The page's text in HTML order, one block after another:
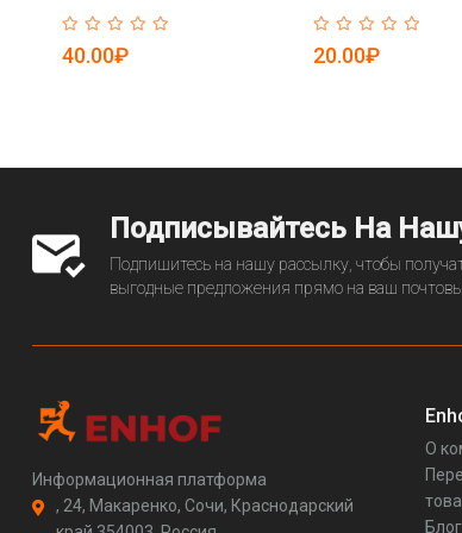
40.00₽ 20.00₽
Подписывайтесь На
Подпишитесь на нашу рассылку, чтобы
выгодные предложения прямо на ваш
Информационная платформа
, 24, Макаренко, Сочи, Краснодарский
О
Блог